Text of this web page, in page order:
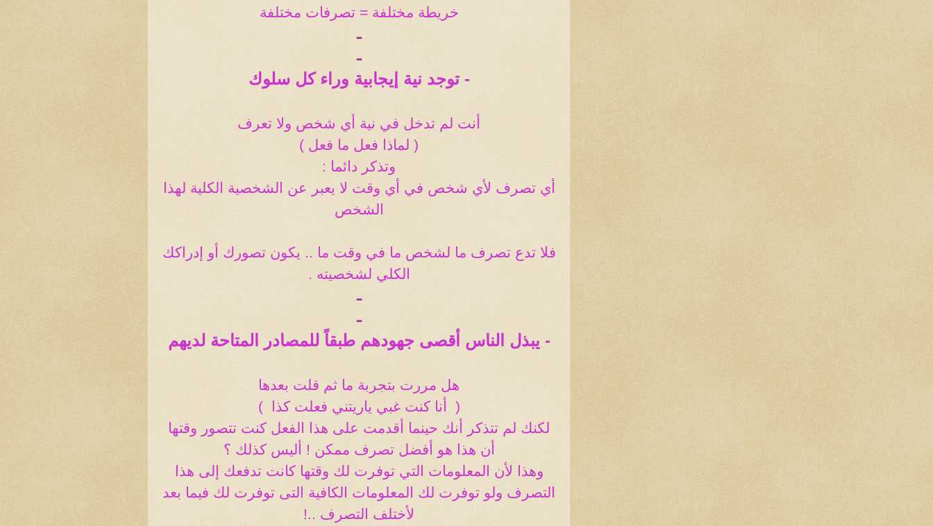
خريطة مختلفة = تصرفات مختلفة
ـ
ـ
- توجد نية إيجابية وراء كل سلوك
أنت لم تدخل في نية أي شخص ولا تعرف
( لماذا فعل ما فعل )
وتذكر دائما :
أي تصرف لأي شخص في أي وقت لا يعبر عن الشخصية الكلية لهذا
الشخص
فلا تدع تصرف ما لشخص ما في وقت ما .. يكون تصورك أو إدراكك
الكلي لشخصيته .
ـ
ـ
- يبذل الناس أقصى جهودهم طبقاً للمصادر المتاحة لديهم
هل مررت بتجربة ما ثم قلت بعدها
(
أنا كنت غبي ياريتني فعلت كذا
)
لكنك لم تتذكر أنك حينما أقدمت على هذا الفعل كنت تتصور وقتها
أن هذا هو أفضل تصرف ممكن ! أليس كذلك ؟
وهذا لأن المعلومات التي توفرت لك وقتها كانت تدفعك إلى هذا
التصرف ولو توفرت لك المعلومات الكافية التى توفرت لك فيما بعد
لأختلف التصرف ..!